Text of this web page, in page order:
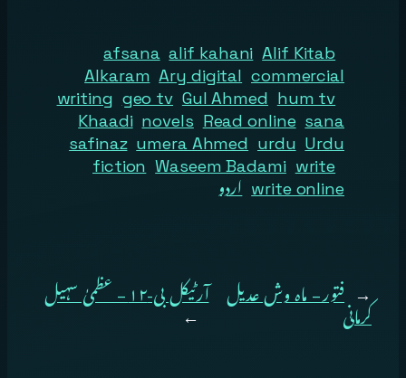
afsana alif kahani Alif Kitab
Alkaram Ary digital commercial
writing geo tv Gul Ahmed hum tv
Khaadi novels Read online sana
safinaz umera Ahmed urdu Urdu
fiction Waseem Badami write
write online اردو
←
فتور – ماہ وش عدیل
کرمانی
آرٹیکل بی-۱۲ – عظمیٰ سہیل
→